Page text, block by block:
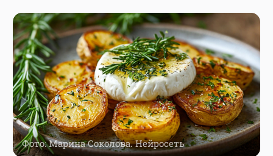
Фото: Марина Соколова. Нейросеть